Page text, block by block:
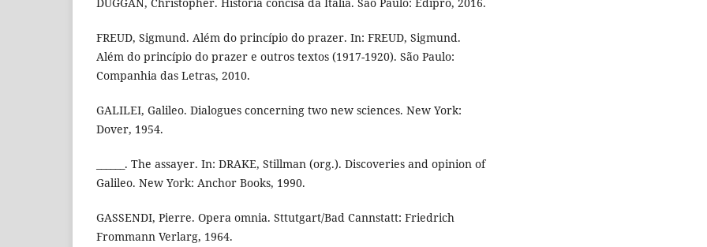
FREUD, Sigmund. Além do princípio do prazer. In: FREUD, Sigmund.
Além do princípio do prazer e outros textos (1917-1920). São Paulo:
Companhia das Letras, 2010.
GALILEI, Galileo. Dialogues concerning two new sciences. New York:
Dover, 1954.
______. The assayer. In: DRAKE, Stillman (org.). Discoveries and opinion of
Galileo. New York: Anchor Books, 1990.
GASSENDI, Pierre. Opera omnia. Sttutgart/Bad Cannstatt: Friedrich
Frommann Verlarg, 1964.